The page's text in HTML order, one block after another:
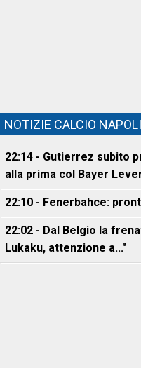
NOTIZIE CALCIO NAPOLI
22:14 - Gutierrez subito
alla prima col Bayer
22:10 - Fenerbahce:
22:02 - Dal Belgio la
Lukaku, attenzione a..."